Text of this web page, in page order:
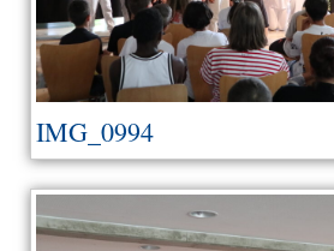
IMG_0994